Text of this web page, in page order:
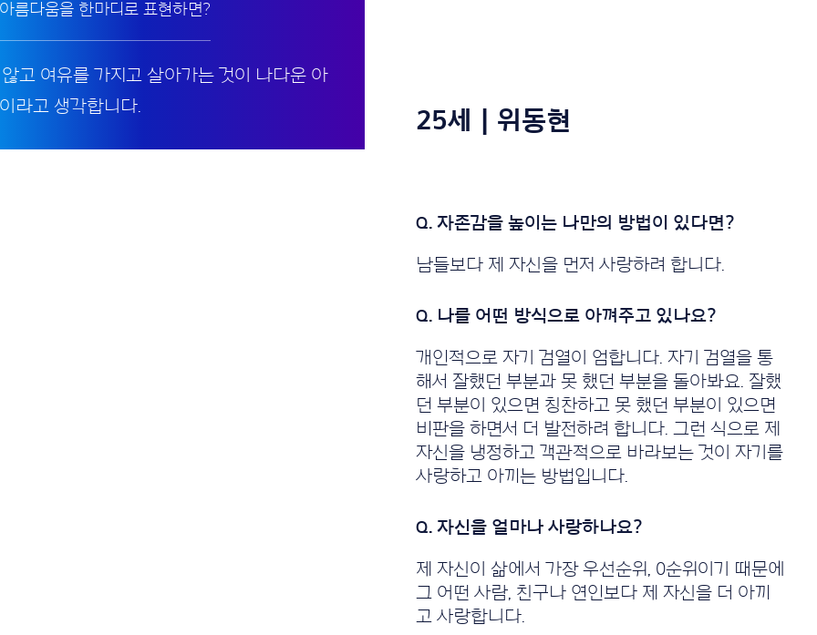
름다움을 한마디로 표현하면?
고 여유를 가지고 살아가는 것이 나다운 아
라고 생각합니다.
25세 | 위동현
남들보다 제 자신을 먼저 사랑하려 합니다.
개인적으로 자기 검열이 엄합니다. 자기 검열을 통
해서 잘했던 부분과 못 했던 부분을 돌아봐요. 잘했
던 부분이 있으면 칭찬하고 못 했던 부분이 있으면
비판을 하면서 더 발전하려 합니다. 그런 식으로 제
자신을 냉정하고 객관적으로 바라보는 것이 자기를
사랑하고 아끼는 방법입니다.
제 자신이 삶에서 가장 우선순위, 0순위이기 때문에
그 어떤 사람, 친구나 연인보다 제 자신을 더 아끼
고 사랑합니다.